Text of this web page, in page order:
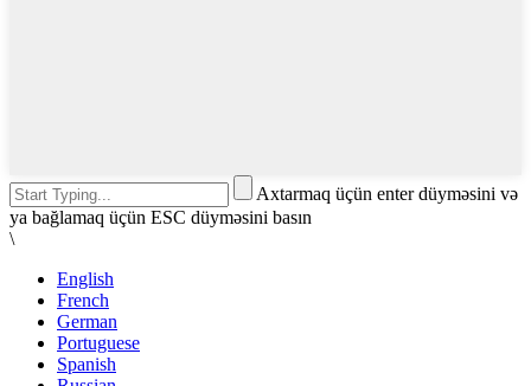
Axtarmaq üçün enter düyməsini və
ya bağlamaq üçün ESC düyməsini basın
\
English
French
German
Portuguese
Spanish